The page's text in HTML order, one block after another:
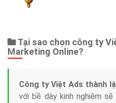
Tại sao chọn công ty
Marketing Online?
Công ty Việt Ads thành
với bề dày kinh nghiệm